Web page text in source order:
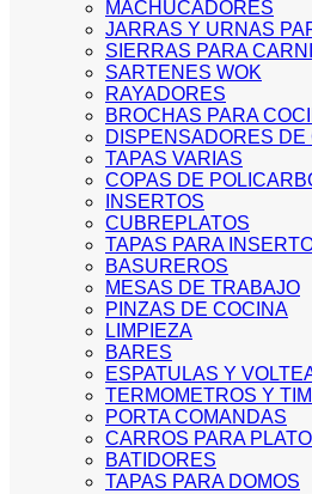
MACHUCADORES
JARRAS Y URNAS
SIERRAS PARA
SARTENES WOK
RAYADORES
BROCHAS PARA
DISPENSADORES DE
TAPAS VARIAS
COPAS DE
INSERTOS
CUBREPLATOS
TAPAS PARA
BASUREROS
MESAS DE TRABAJO
PINZAS DE COCINA
LIMPIEZA
BARES
ESPATULAS Y
TERMOMETROS Y
PORTA COMANDAS
CARROS PARA
BATIDORES
TAPAS PARA DOMOS